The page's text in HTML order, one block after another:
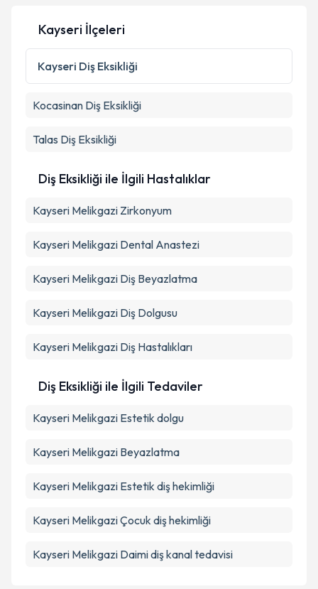
Kişisel verilerimin işlenmesine ilişkinAydınlatma
Metni
'ni okudum ve kişisel verilerimin belirtilen
kapsamda işlenmesini kabul ediyorum.
Kayseri İlçeleri
Kayseri Diş Eksikliği
Kocasinan Diş Eksikliği
Talas Diş Eksikliği
Diş Eksikliği ile İlgili Hastalıklar
Kayseri Melikgazi Zirkonyum
Kayseri Melikgazi Dental Anastezi
Kayseri Melikgazi Diş Beyazlatma
Kayseri Melikgazi Diş Dolgusu
Kayseri Melikgazi Diş Hastalıkları
Diş Eksikliği ile İlgili Tedaviler
Kayseri Melikgazi Estetik dolgu
Kayseri Melikgazi Beyazlatma
Kayseri Melikgazi Estetik diş hekimliği
Kayseri Melikgazi Çocuk diş hekimliği
Kayseri Melikgazi Daimi diş kanal tedavisi